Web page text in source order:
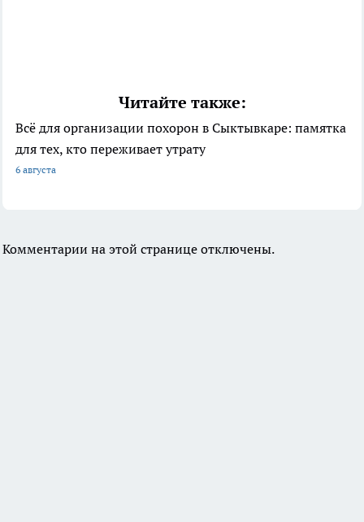
Читайте также:
Всё для организации похорон в Сыктывкаре: памятка
для тех, кто переживает утрату
6 августа
Комментарии на этой странице отключены.